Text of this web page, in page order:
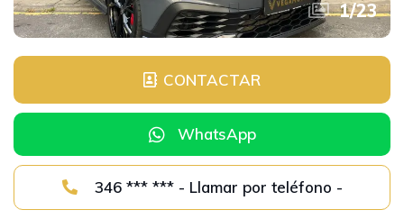
1/23
CONTACTAR
WhatsApp
346 *** *** - Llamar por teléfono -